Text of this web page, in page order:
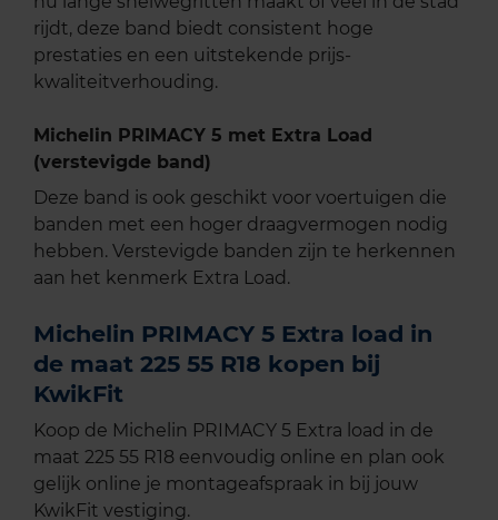
rijdt, deze band biedt consistent hoge
prestaties en een uitstekende prijs-
kwaliteitverhouding.
Michelin PRIMACY 5 met Extra Load
(verstevigde band)
Deze band is ook geschikt voor voertuigen die
banden met een hoger draagvermogen nodig
hebben. Verstevigde banden zijn te herkennen
aan het kenmerk Extra Load.
Michelin PRIMACY 5 Extra load in
de maat 225 55 R18 kopen bij
KwikFit
Koop de Michelin PRIMACY 5 Extra load in de
maat 225 55 R18 eenvoudig online en plan ook
gelijk online je montageafspraak in bij jouw
KwikFit vestiging.